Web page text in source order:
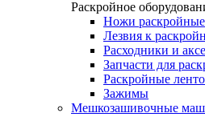
Раскройное
Ножи раскройные
Лезвия к
Расходники и
Запчасти для
Раскройные
Зажимы
Мешкозашивочные